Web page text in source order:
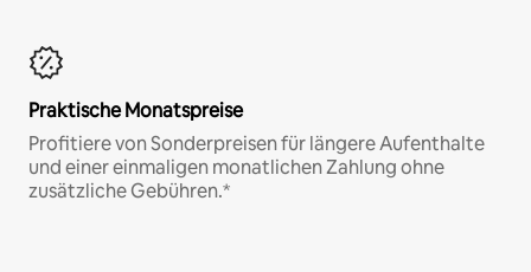
Praktische Monatspreise
Profitiere von Sonderpreisen für längere Aufenthalte
und einer einmaligen monatlichen Zahlung ohne
zusätzliche Gebühren.*